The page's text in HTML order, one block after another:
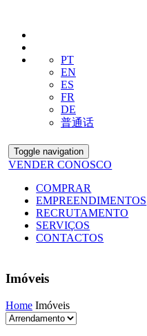
PT
EN
ES
FR
DE
普通话
Toggle navigation
VENDER CONOSCO
COMPRAR
EMPREENDIMENTOS
RECRUTAMENTO
SERVIÇOS
CONTACTOS
Imóveis
Home Imóveis